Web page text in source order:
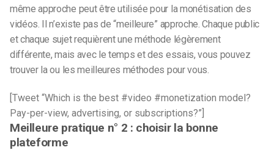
même approche peut être utilisée pour la monétisation des
vidéos. Il n’existe pas de “meilleure” approche. Chaque public
et chaque sujet requièrent une méthode légèrement
différente, mais avec le temps et des essais, vous pouvez
trouver la ou les meilleures méthodes pour vous.
[Tweet “Which is the best #video #monetization model?
Pay-per-view, advertising, or subscriptions?”]
Meilleure pratique n° 2 : choisir la bonne
plateforme